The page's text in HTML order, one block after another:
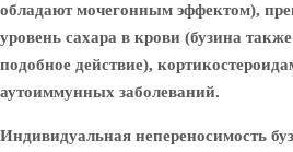
обладают мочегонным эффектом),
уровень сахара в крови (бузина
подобное действие),
аутоиммунных заболеваний.
Индивидуальная непереносимость